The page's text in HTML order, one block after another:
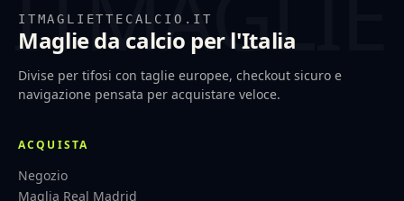
ITMAGLIETTECALCIO.IT
Maglie da calcio per l'Italia
Divise per tifosi con taglie europee, checkout sicuro e
navigazione pensata per acquistare veloce.
ACQUISTA
Negozio
Maglia Real Madrid